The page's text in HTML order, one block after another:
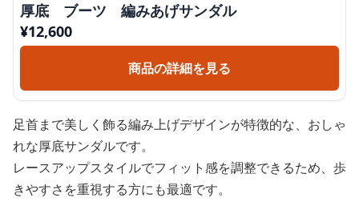
厚底 ブーツ 編みあげサンダル
¥12,600
商品の詳細を見る
足首まで美しく飾る編み上げデザインが特徴的な、おしゃ
れな厚底サンダルです。
レースアップスタイルでフィット感を調整できるため、歩
きやすさを重視する方にも最適です。